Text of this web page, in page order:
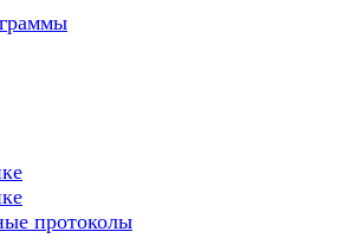
протоколы